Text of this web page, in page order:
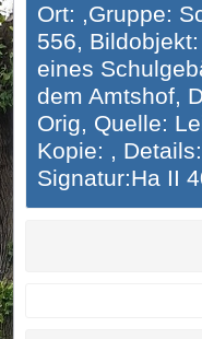
Ort: ,Gruppe:
556,
eines
dem Amtshof,
Orig, Quelle:
Kopie: ,
Signatur:Ha II